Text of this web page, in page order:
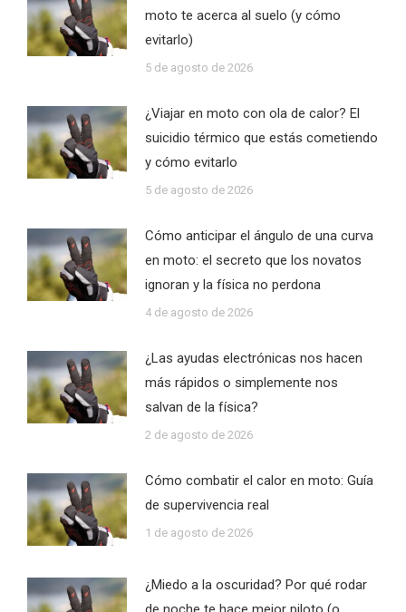
moto te acerca al suelo (y cómo
evitarlo)
5 de agosto de 2026
¿Viajar en moto con ola de calor? El
suicidio térmico que estás cometiendo
y cómo evitarlo
5 de agosto de 2026
Cómo anticipar el ángulo de una curva
en moto: el secreto que los novatos
ignoran y la física no perdona
4 de agosto de 2026
¿Las ayudas electrónicas nos hacen
más rápidos o simplemente nos
salvan de la física?
2 de agosto de 2026
Cómo combatir el calor en moto: Guía
de supervivencia real
1 de agosto de 2026
¿Miedo a la oscuridad? Por qué rodar